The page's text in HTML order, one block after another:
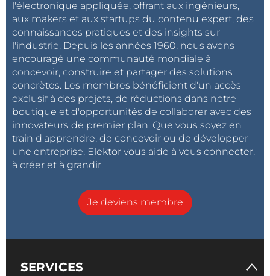
l'électronique appliquée, offrant aux ingénieurs,
aux makers et aux startups du contenu expert, des
connaissances pratiques et des insights sur
l'industrie. Depuis les années 1960, nous avons
encouragé une communauté mondiale à
concevoir, construire et partager des solutions
concrètes. Les membres bénéficient d'un accès
exclusif à des projets, de réductions dans notre
boutique et d'opportunités de collaborer avec des
innovateurs de premier plan. Que vous soyez en
train d'apprendre, de concevoir ou de développer
une entreprise, Elektor vous aide à vous connecter,
à créer et à grandir.
Je deviens membre
SERVICES